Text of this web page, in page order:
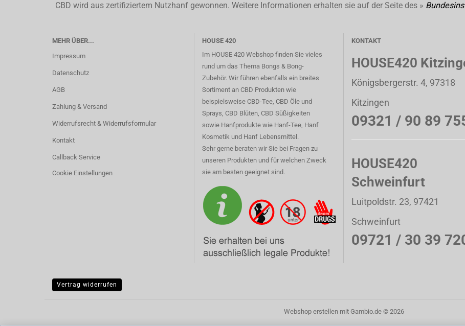
CBD wird aus zertifiziertem Nutzhanf gewonnen. Weitere Informationen erhalten sie auf der Seite des »
MEHR ÜBER...
Impressum
Datenschutz
AGB
Zahlung & Versand
Widerrufsrecht & Widerrufsformular
Kontakt
Callback Service
Cookie Einstellungen
HOUSE 420
Im HOUSE 420 Webshop finden Sie vieles
rund um das Thema Bongs & Bong-
Zubehör. Wir führen ebenfalls ein breites
Sortiment an CBD Produkten wie
beispielsweise CBD-Tee, CBD Öle und
Sprays, CBD Blüten, CBD Süßigkeiten
sowie Hanfprodukte wie Hanf-Tee, Hanf
Kosmetik und Hanf Lebensmittel.
Sehr gerne beraten wir Sie bei Fragen zu
unseren Produkten und für welchen Zweck
sie am besten geeignet sind.
KONTAKT
HOUSE420
Königsbergerstr. 4, 97318
Kitzingen
09321 / 90 89
HOUSE420
Schweinfurt
Luitpoldstr. 23, 97421
Schweinfurt
09721 / 30 39
Vertrag widerrufen
Webshop erstellenmit Gambio.de © 2026